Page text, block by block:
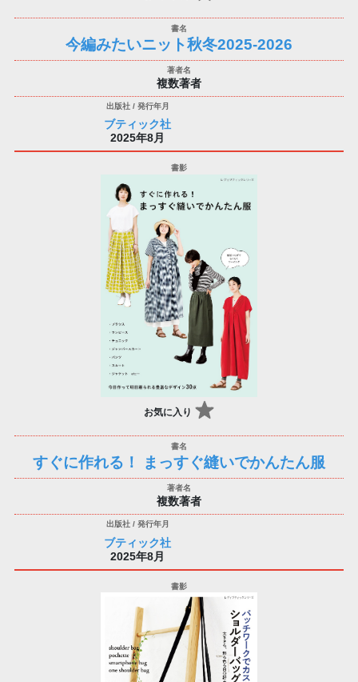
今編みたいニット秋冬2025-2026
複数著者
ブティック社
2025年8月
お気に入り
すぐに作れる！ まっすぐ縫いでかんたん服
複数著者
ブティック社
2025年8月